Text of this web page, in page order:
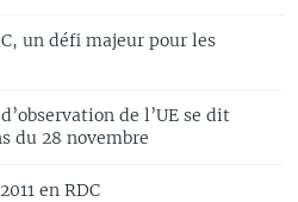
un défi majeur pour les
de l’UE se dit
du 28 novembre
en RDC